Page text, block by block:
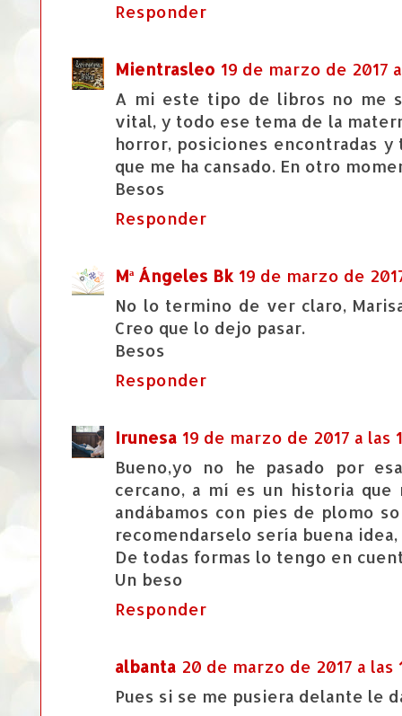
Responder
Mientrasleo 19 de marzo de 2017
A mi este tipo de libros no me
vital, y todo ese tema de la
horror, posiciones encontradas
que me ha cansado. En otro
Besos
Responder
Mª Ángeles Bk 19 de marzo de
No lo termino de ver claro,
Creo que lo dejo pasar.
Besos
Responder
Irunesa 19 de marzo de 2017 a las
Bueno,yo no he pasado por
cercano, a mí es un historia
andábamos con pies de plomo
recomendarselo sería buena
De todas formas lo tengo en
Un beso
Responder
albanta 20 de marzo de 2017 a las
Pues si se me pusiera delante le